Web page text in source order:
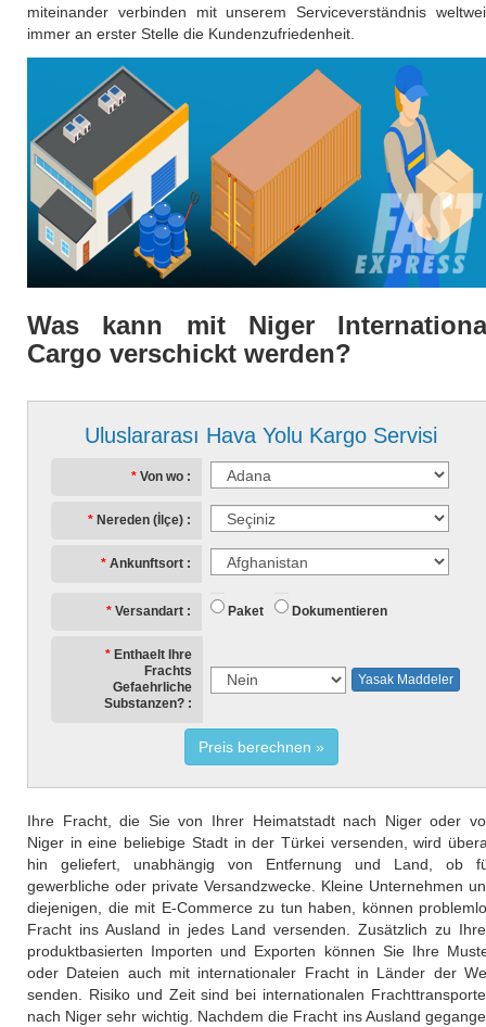
Uluslararası Hava Yolu Kargo Servisi
Von wo
Nereden (İlçe)
Ankunftsort
Versandart Paket Dokumentieren
Enthaelt Ihre
Frachts
Gefaehrliche
Substanzen?
Yasak Maddeler
Preis berechnen
miteinander verbinden mit unserem Serviceverständnis
immer an erster Stelle die Kundenzufriedenheit.
Was kann mit Niger
Cargo verschickt werden?
Ihre Fracht, die Sie von Ihrer Heimatstadt nach Niger oder
Niger in eine beliebige Stadt in der Türkei versenden, wird
hin geliefert, unabhängig von Entfernung und Land, ob
gewerbliche oder private Versandzwecke. Kleine Unternehmen
diejenigen, die mit E-Commerce zu tun haben, können
Fracht ins Ausland in jedes Land versenden. Zusätzlich zu
produktbasierten Importen und Exporten können Sie Ihre
oder Dateien auch mit internationaler Fracht in Länder der
senden. Risiko und Zeit sind bei internationalen
nach Niger sehr wichtig. Nachdem die Fracht ins Ausland